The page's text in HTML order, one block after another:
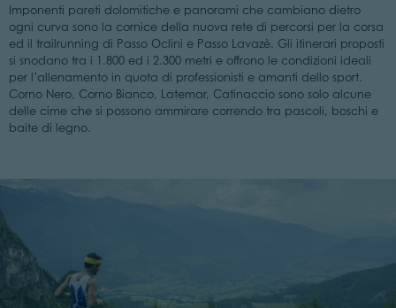
Imponenti pareti dolomitiche e panorami che cambiano dietro
ogni curva sono la cornice della nuova rete di percorsi per la corsa
ed il trailrunning di Passo Oclini e Passo Lavazè. Gli itinerari proposti
si snodano tra i 1.800 ed i 2.300 metri e offrono le condizioni ideali
per l’allenamento in quota di professionisti e amanti dello sport.
Corno Nero, Corno Bianco, Latemar, Catinaccio sono solo alcune
delle cime che si possono ammirare correndo tra pascoli, boschi e
baite di legno.